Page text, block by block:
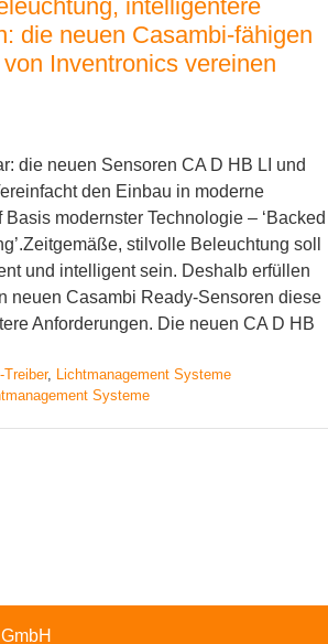
intelligentere
die neuen Casambi-fähigen
Inventronics vereinen
die neuen Sensoren CA D HB LI und
den Einbau in moderne
Basis modernster Technologie – ‘Backed
stilvolle Beleuchtung soll
und intelligent sein. Deshalb erfüllen
neuen Casambi Ready-Sensoren diese
Anforderungen. Die neuen CA D HB
Treiber, Lichtmanagement Systeme
Systeme